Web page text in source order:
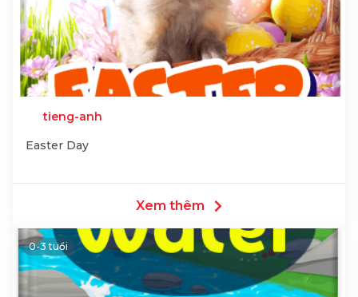
tieng-anh
Easter Day
Xem thêm
0-3 tuổi